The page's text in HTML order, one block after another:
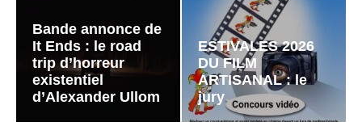
Bande annonce de
It Ends : le road
trip d’horreur
existentiel
d’Alexander Ullom
ESTIVALES 2026
DU FILM
ARTISANAL : le
jury